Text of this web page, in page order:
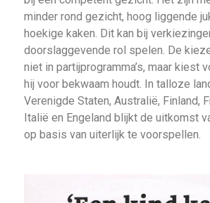
minder rond gezicht, hoog liggende
hoekige kaken. Dit kan bij
doorslaggevende rol spelen. De
niet in partijprogramma’s, maar kiest
hij voor bekwaam houdt. In talloze
Verenigde Staten, Australië, Finland,
Italië en Engeland blijkt de uitkomst
op basis van uiterlijk te voorspellen.